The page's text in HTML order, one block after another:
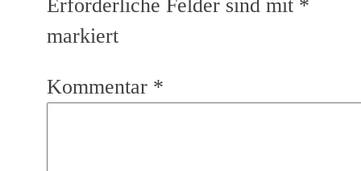
Erforderliche Felder sind mit *
markiert
Kommentar *